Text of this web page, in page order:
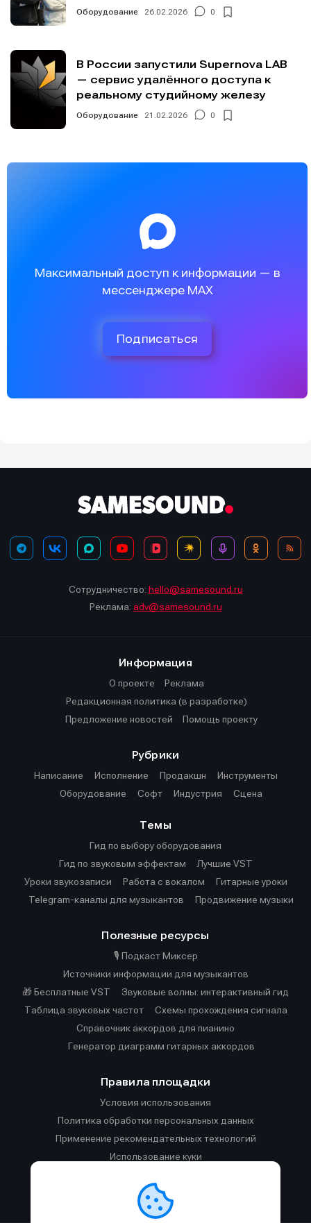
Оборудование 26.02.2026 0
В России запустили Supernova LAB
— сервис удалённого доступа к
реальному студийному железу
Оборудование 21.02.2026 0
Максимальный доступ к информации — в
мессенджере MAX
Подписаться
Сотрудничество: hello@samesound.ru
Реклама: adv@samesound.ru
Информация
О проекте
Реклама
Редакционная политика (в разработке)
Предложение новостей
Помощь проекту
Рубрики
Написание
Исполнение Продакшн
Инструменты
Оборудование
Софт Индустрия Сцена
Темы
Гид по выбору оборудования
Гид по звуковым эффектам
Лучшие VST
Уроки звукозаписи
Работа с вокалом
Гитарные уроки
Telegram-каналы для музыкантов
Продвижение музыки
Полезные ресурсы
🎙️ Подкаст Миксер
Источники информации для музыкантов
🎁 Бесплатные VST
Звуковые волны: интерактивный гид
Таблица звуковых частот
Cхемы прохождения сигнала
Справочник аккордов для пианино
Генератор диаграмм гитарных аккордов
Правила площадки
Условия использования
Политика обработки персональных данных
Применение рекомендательных технологий
Использование куки
Правила общения в Телеграм-чате